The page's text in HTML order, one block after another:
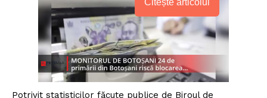
Potrivit statisticilor făcute publice de Biroul de